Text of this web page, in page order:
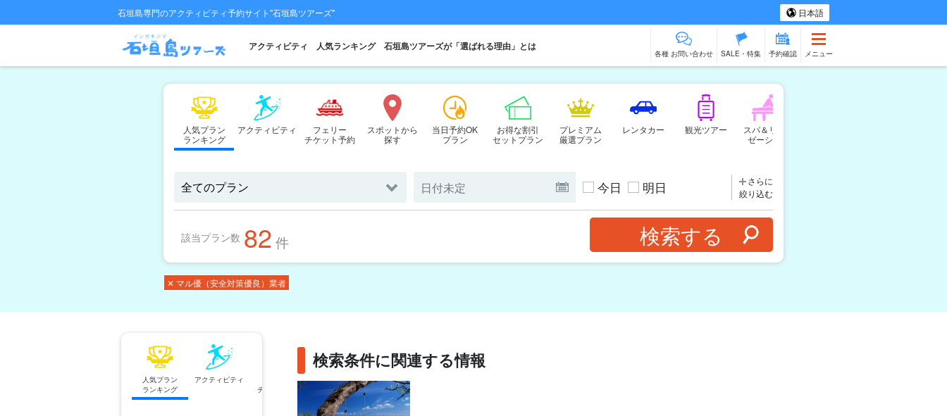
石垣島専門のアクティビティ予約サイト"石垣島ツアーズ" 日本語
アクティビティ 人気ランキング 石垣島ツアーズが「選ばれる理由」とは
各種 お問い合わせ SALE・特集 予約確認 メニュー
人気プラン
ランキング
アクティビティ
フェリー
チケット予約
スポットから
探す
当日予約OK
プラン
お得な割引
セットプラン
プレミアム
厳選プラン
レンタカー 観光ツアー
スパ＆リラク
ゼーション
今日 明日
さらに
絞り込む
該当プラン数 82 件
✕ マル優（安全対策優良）業者
人気プラン
ランキング
アクティビティ
チケット予約
スポットから
探す
当日予約OK
プラン
検索条件に関連する情報